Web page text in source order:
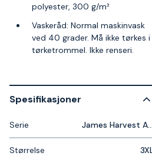
polyester, 300 g/m²
Vaskeråd: Normal maskinvask
ved 40 grader. Må ikke tørkes i
tørketrommel. Ikke renseri.
Spesifikasjoner
Serie James Harvest Alder Heights
Størrelse 3XL